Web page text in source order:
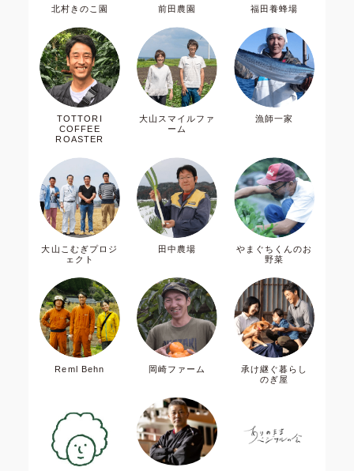
北村きのこ園 前田農園 福田養蜂場
TOTTORI
COFFEE
ROASTER
大山スマイルファ
ーム
漁師一家
大山こむぎプロジ
ェクト
田中農場
やまぐちくんのお
野菜
Reml Behn 岡崎ファーム
承け継ぐ暮らし
のぎ屋